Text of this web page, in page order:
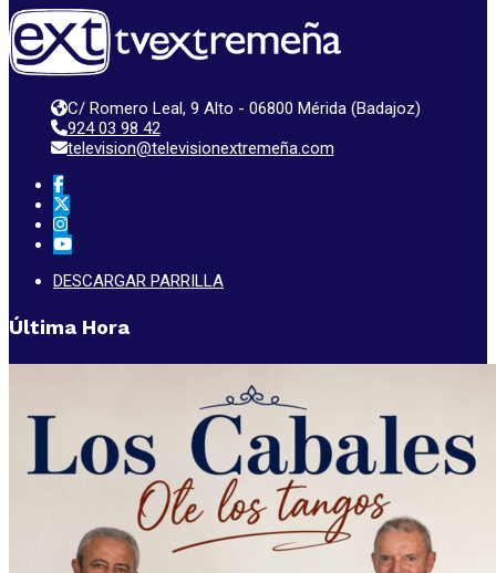
C/ Romero Leal, 9 Alto - 06800 Mérida (Badajoz)
924 03 98 42
television@televisionextremeña.com
DESCARGAR PARRILLA
Última Hora